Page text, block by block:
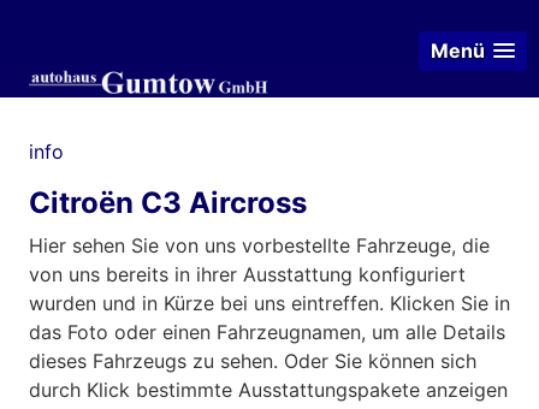
Menü
info
Citroën C3 Aircross
Hier sehen Sie von uns vorbestellte Fahrzeuge, die
von uns bereits in ihrer Ausstattung konfiguriert
wurden und in Kürze bei uns eintreffen. Klicken Sie in
das Foto oder einen Fahrzeugnamen, um alle Details
dieses Fahrzeugs zu sehen. Oder Sie können sich
durch Klick bestimmte Ausstattungspakete anzeigen